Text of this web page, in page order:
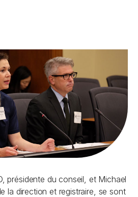
présidente du conseil, et Michael
la direction et registraire, se sont